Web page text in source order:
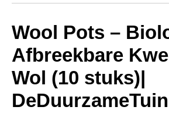
Wool Pots –
Afbreekbare
Wol (10 stuks)|